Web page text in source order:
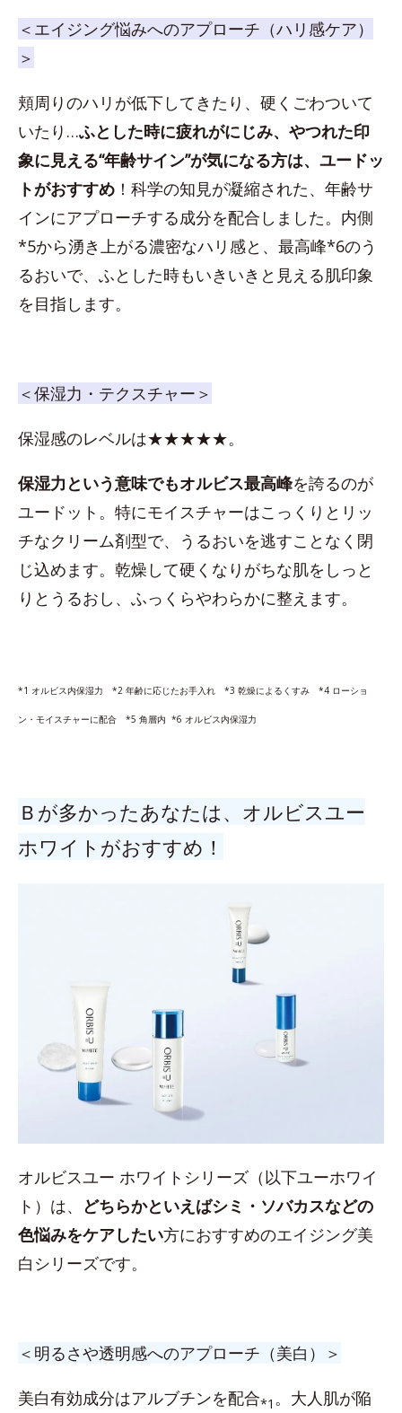
＜エイジング悩みへのアプローチ（ハリ感ケア）
＞
頬周りのハリが低下してきたり、硬くごわついて
いたり…ふとした時に疲れがにじみ、やつれた印
象に見える“年齢サイン”が気になる方は、ユードッ
トがおすすめ ！科学の知見が凝縮された、年齢サ
インにアプローチする成分を配合しました。内側
*5から湧き上がる濃密なハリ感と、最高峰*6のう
るおいで、ふとした時もいきいきと見える肌印象
を目指します。
＜保湿力・テクスチャー＞
保湿感のレベルは★★★★★。
保湿力という意味でもオルビス最高峰を誇るのが
ユードット。特にモイスチャーはこっくりとリッ
チなクリーム剤型で、うるおいを逃すことなく閉
じ込めます。乾燥して硬くなりがちな肌をしっと
りとうるおし、ふっくらやわらかに整えます。
*1 オルビス内保湿力 *2 年齢に応じたお手入れ *3 乾燥によるくすみ *4 ローショ
ン・モイスチャーに配合 *5 角層内 *6 オルビス内保湿力
Ｂが多かったあなたは、オルビスユー
ホワイトがおすすめ！
オルビスユー ホワイトシリーズ（以下ユーホワイ
ト）は、 どちらかといえばシミ・ソバカスなどの
色悩みをケアしたい方におすすめのエイジング美
白シリーズです。
＜明るさや透明感へのアプローチ（美白）＞
美白有効成分はアルブチンを配合*1 。大人肌が陥